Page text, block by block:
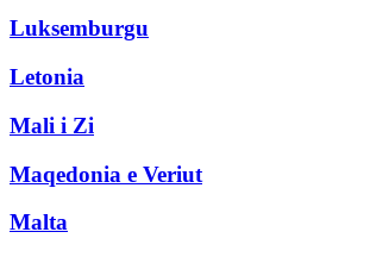
Luksemburgu
Letonia
Mali i Zi
Maqedonia e Veriut
Malta